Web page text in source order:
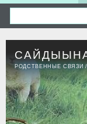
РОДСТВЕННЫЕ СВЯЗИ /